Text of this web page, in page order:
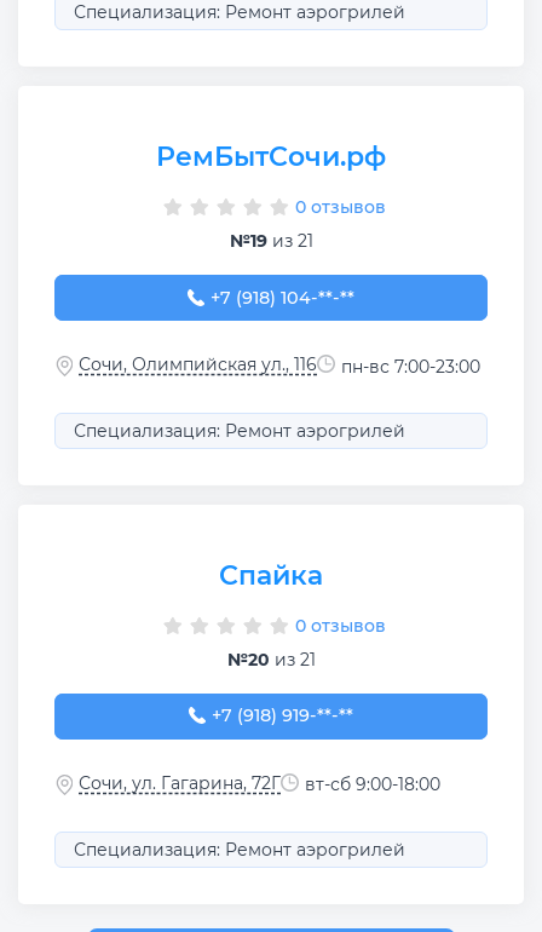
Специализация: Ремонт аэрогрилей
РемБытСочи.рф
0 отзывов
№19из 21
+7 (918) 104-45-10
+7 (918) 104-**-**
Сочи, Олимпийская ул., 116 пн-вс 7:00-23:00
Специализация: Ремонт аэрогрилей
Спайка
0 отзывов
№20 из 21
+7 (918) 919-34-42
+7 (918) 919-**-**
Сочи, ул. Гагарина, 72Г вт-сб 9:00-18:00
Специализация: Ремонт аэрогрилей